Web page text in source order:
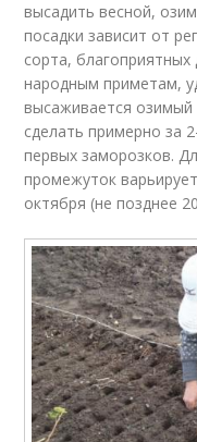
высадить весной,
посадки зависит от
сорта,
народным приметам,
высаживается озимый
сделать примерно за
первых заморозков.
промежуток
октября (не позднее